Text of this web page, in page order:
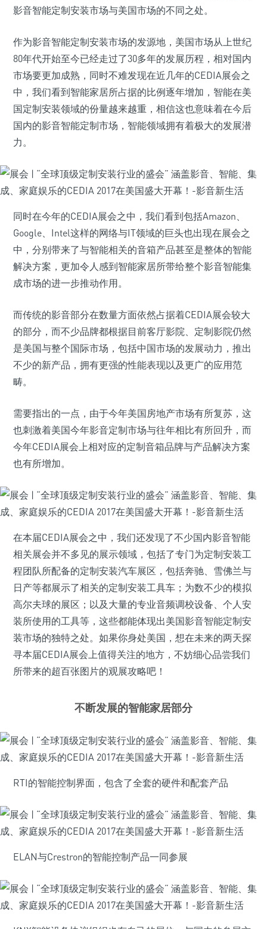
影音智能定制安装市场与美国市场的不同之处。
作为影音智能定制安装市场的发源地，美国市场从上世纪
80年代开始至今已经走过了30多年的发展历程，相对国内
市场要更加成熟，同时不难发现在近几年的CEDIA展会之
中，我们看到智能家居所占据的比例逐年增加，智能在美
国定制安装领域的份量越来越重，相信这也意味着在今后
国内的影音智能定制市场，智能领域拥有着极大的发展潜
力。
同时在今年的CEDIA展会之中，我们看到包括Amazon、
Google、Intel这样的网络与IT领域的巨头也出现在展会之
中，分别带来了与智能相关的音箱产品甚至是整体的智能
解决方案，更加令人感到智能家居所带给整个影音智能集
成市场的进一步推动作用。
而传统的影音部分在数量方面依然占据着CEDIA展会较大
的部分，而不少品牌都根据目前客厅影院、定制影院仍然
是美国与整个国际市场，包括中国市场的发展动力，推出
不少的新产品，拥有更强的性能表现以及更广的应用范
畴。
需要指出的一点，由于今年美国房地产市场有所复苏，这
也刺激着美国今年影音定制市场与往年相比有所回升，而
今年CEDIA展会上相对应的定制音箱品牌与产品解决方案
也有所增加。
在本届CEDIA展会之中，我们还发现了不少国内影音智能
相关展会并不多见的展示领域，包括了专门为定制安装工
程团队所配备的定制安装汽车展区，包括奔驰、雪佛兰与
日产等都展示了相关的定制安装工具车；为数不少的模拟
高尔夫球的展区；以及大量的专业音频调校设备、个人安
装所使用的工具等，这些都能体现出美国影音智能定制安
装市场的独特之处。如果你身处美国，想在未来的两天探
寻本届CEDIA展会上值得关注的地方，不妨细心品尝我们
所带来的超百张图片的观展攻略吧！
不断发展的智能家居部分
RTI的智能控制界面，包含了全套的硬件和配套产品
ELAN与Crestron的智能控制产品一同参展